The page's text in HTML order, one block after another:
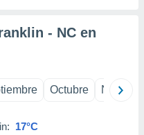
- NC en
Octubre
17°C